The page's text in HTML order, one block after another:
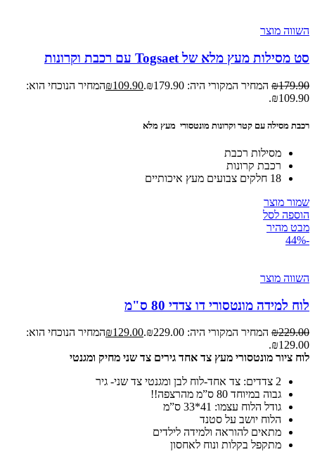
השווה מוצר
סט מסילות מעץ מלא של Togsaet עם רכבת וקרונות
₪179.90 המחיר המקורי היה: ₪179.90. ₪109.90
המחיר הנוכחי הוא:
₪109.90.
רכבת מסילה עם קטר וקרונות מונטסורי מעץ מלא
מסילות רכבת
רכבת קרונות
18 חלקים צבועים מעץ איכותיים
שמור מוצר
הוספה לסל
מבט מהיר
-44%
השווה מוצר
לוח למידה מונטסורי דו צדדי 80 ס"מ
₪229.00 המחיר המקורי היה: ₪229.00. ₪129.00
המחיר הנוכחי הוא:
₪129.00.
לוח ציור מונטסורי מעץ צד אחד גירים צד שני מחיק ומגנטי
2 צדדים: צד אחד-לוח לבן ומגנטי צד שני- גיר
גבוה במיוחד 80 ס”מ מהרצפה!!
גודל הלוח עצמו: 41*33 ס”מ
הלוח יושב על סטנד
מתאים להוראה ולמידה לילדים
מתקפל בקלות ונוח לאחסון